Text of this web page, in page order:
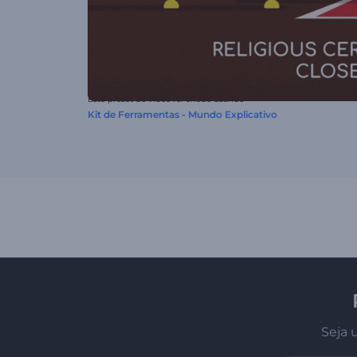
Este preset de vídeo foi criado usando
Kit de Ferramentas - Mundo Explicativo
Seja